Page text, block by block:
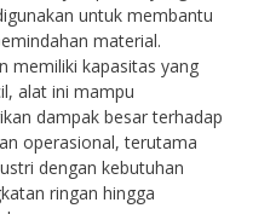
untuk membantu
material.
memiliki kapasitas yang
alat ini mampu
dampak besar terhadap
operasional, terutama
dengan kebutuhan
ringan hingga